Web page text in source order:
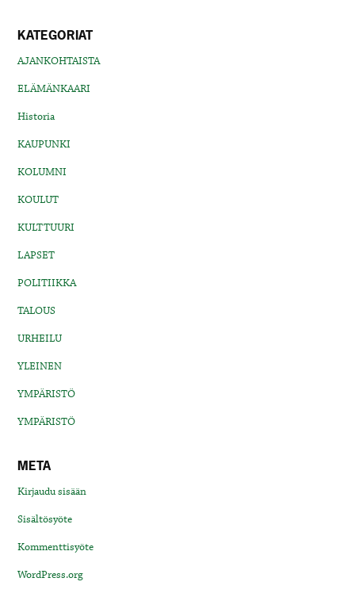
KATEGORIAT
AJANKOHTAISTA
ELÄMÄNKAARI
Historia
KAUPUNKI
KOLUMNI
KOULUT
KULTTUURI
LAPSET
POLITIIKKA
TALOUS
URHEILU
YLEINEN
YMPÄRISTÖ
YMPÄRISTÖ
META
Kirjaudu sisään
Sisältösyöte
Kommenttisyöte
WordPress.org